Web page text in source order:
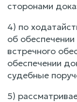
сторонами
4) по
об
встречного
обеспечении
судебные
5)